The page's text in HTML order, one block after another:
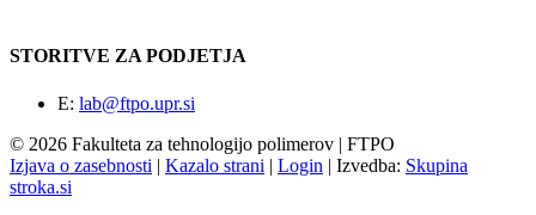
STORITVE ZA PODJETJA
E: lab@ftpo.upr.si
© 2026 Fakulteta za tehnologijo polimerov | FTPO
Izjava o zasebnosti | Kazalo strani | Login | Izvedba: Skupina
stroka.si